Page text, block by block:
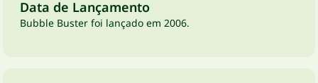
Data de Lançamento
Bubble Buster foi lançado em 2006.